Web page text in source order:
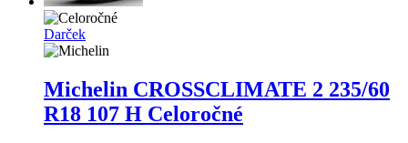
Darček
Michelin CROSSCLIMATE 2 235/60
R18 107 H Celoročné